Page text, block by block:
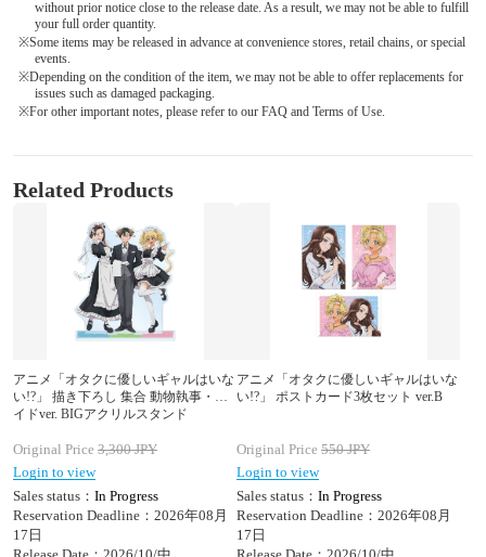
without prior notice close to the release date. As a result, we may not be able to fulfill
your full order quantity.
※Some items may be released in advance at convenience stores, retail chains, or special
events.
※Depending on the condition of the item, we may not be able to offer replacements for
issues such as damaged packaging.
※For other important notes, please refer to our FAQ and Terms of Use.
Related Products
アニメ「オタクに優しいギャルはいな
い!?」 描き下ろし 集合 動物執事・メ
イドver. BIGアクリルスタンド
Original Price 3,300JPY
Login to view
Sales status： In Progress
Reservation Deadline：2026年08月
17日
アニメ「オタクに優しいギャルはいな
い!?」 ポストカード3枚セット ver.B
Original Price 550JPY
Login to view
Sales status： In Progress
Reservation Deadline：2026年08月
17日